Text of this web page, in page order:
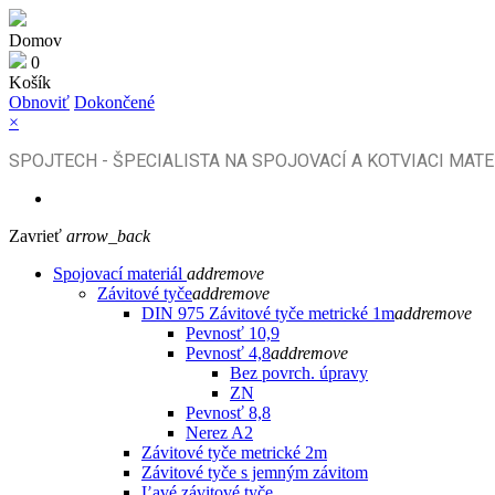
Domov
0
Košík
Obnoviť Dokončené
×
SPOJTECH - ŠPECIALISTA NA SPOJOVACÍ A KOTVIACI
Zavrieť arrow_back
Spojovací materiál addremove
Závitové tyčeaddremove
DIN 975 Závitové tyče metrické 1maddremove
Pevnosť 10,9
Pevnosť 4,8addremove
Bez povrch. úpravy
ZN
Pevnosť 8,8
Nerez A2
Závitové tyče metrické 2m
Závitové tyče s jemným závitom